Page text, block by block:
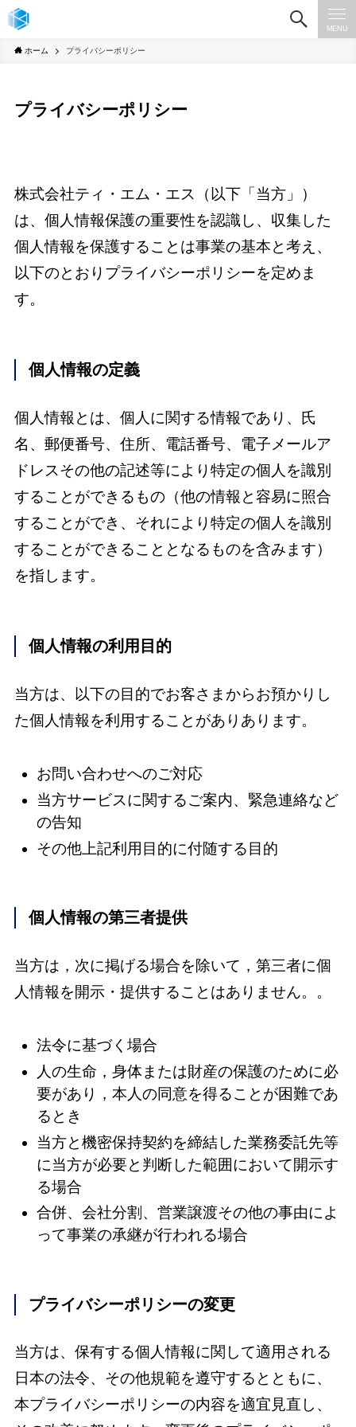
MENU
ホーム プライバシーポリシー
プライバシーポリシー
株式会社ティ・エム・エス（以下「当方」）
は、個人情報保護の重要性を認識し、収集した
個人情報を保護することは事業の基本と考え、
以下のとおりプライバシーポリシーを定めま
す。
個人情報の定義
個人情報とは、個人に関する情報であり、氏
名、郵便番号、住所、電話番号、電子メールア
ドレスその他の記述等により特定の個人を識別
することができるもの（他の情報と容易に照合
することができ、それにより特定の個人を識別
することができることとなるものを含みます）
を指します。
個人情報の利用目的
当方は、以下の目的でお客さまからお預かりし
た個人情報を利用することがありあります。
お問い合わせへのご対応
当方サービスに関するご案内、緊急連絡など
の告知
その他上記利用目的に付随する目的
個人情報の第三者提供
当方は，次に掲げる場合を除いて，第三者に個
人情報を開示・提供することはありません。。
法令に基づく場合
人の生命，身体または財産の保護のために必
要があり，本人の同意を得ることが困難であ
るとき
当方と機密保持契約を締結した業務委託先等
に当方が必要と判断した範囲において開示す
る場合
合併、会社分割、営業譲渡その他の事由によ
って事業の承継が行われる場合
プライバシーポリシーの変更
当方は、保有する個人情報に関して適用される
日本の法令、その他規範を遵守するとともに、
本プライバシーポリシーの内容を適宜見直し、